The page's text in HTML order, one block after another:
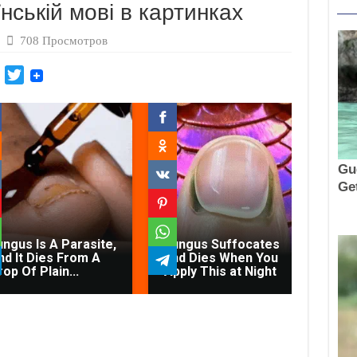
мові в картинках
708 Просмотров
M
T
i
t
e
Is A Parasite,
It Dies From A
Of Plain...
Fungus Suffocates
and Dies When You
Apply This at Night